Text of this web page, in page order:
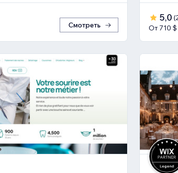
Смотреть
5,0 (
От 710 $